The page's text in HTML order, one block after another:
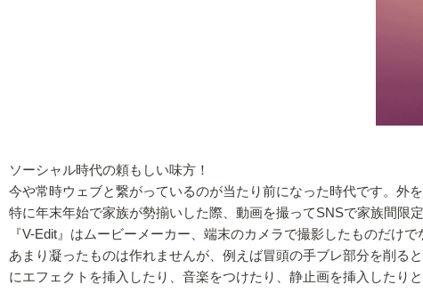
ソーシャル時代の頼もしい味方！
今や常時ウェブと繋がっているのが当たり前になった時代です。外
特に年末年始で家族が勢揃いした際、動画を撮ってSNSで家族間限
『V-Edit』はムービーメーカー、端末のカメラで撮影したものだけ
あまり凝ったものは作れませんが、例えば冒頭の手ブレ部分を削る
にエフェクトを挿入したり、音楽をつけたり、静止画を挿入したり